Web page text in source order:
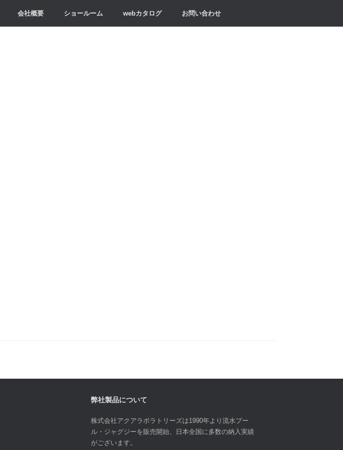
会社概要 ショールーム webカタログ お問い合わせ
弊社製品について
株式会社アクアラボラトリーズは1990年より流水プー
ル・ジャグジーを販売開始、日本全国に多数の納入実績
がございます。